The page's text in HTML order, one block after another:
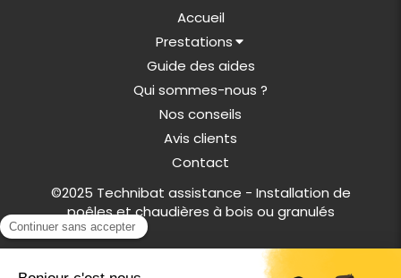
Accueil
Prestations
Guide des aides
Qui sommes-nous ?
Nos conseils
Avis clients
Contact
©2025 Technibat assistance - Installation de
poêles et chaudières à bois ou granulés